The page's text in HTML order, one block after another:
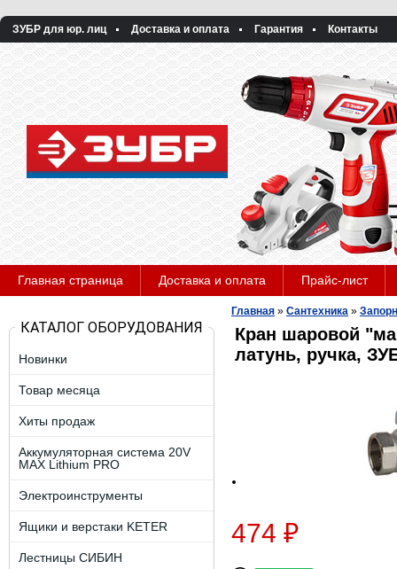
ЗУБР для юр. лиц Доставка и оплата Гарантия Контакты
Главная страница Доставка и оплата Прайс-лист
КАТАЛОГ ОБОРУДОВАНИЯ
Новинки
Товар месяца
Хиты продаж
Аккумуляторная система 20V
MAX Lithium PRO
Электроинструменты
Ящики и верстаки KETER
Лестницы СИБИН
Главная » Сантехника »
Кран шаровой
латунь, ручка,
474 ₽